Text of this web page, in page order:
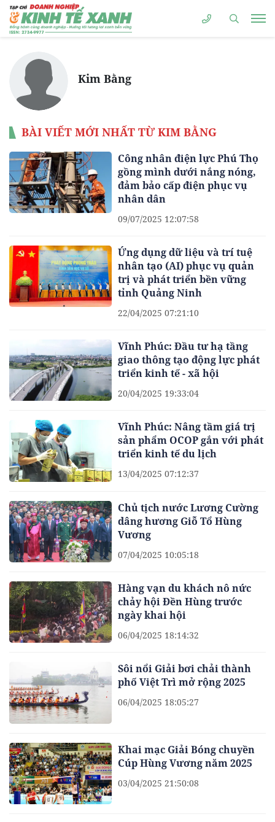
Kim Bằng
BÀI VIẾT MỚI NHẤT TỪ KIM BẰNG
Công nhân điện lực Phú Thọ
gồng mình dưới nắng nóng,
đảm bảo cấp điện phục vụ
nhân dân
09/07/2025 12:07:58
Ứng dụng dữ liệu và trí tuệ
nhân tạo (AI) phục vụ quản
trị và phát triển bền vững
tỉnh Quảng Ninh
22/04/2025 07:21:10
Vĩnh Phúc: Đầu tư hạ tầng
giao thông tạo động lực phát
triển kinh tế - xã hội
20/04/2025 19:33:04
Vĩnh Phúc: Nâng tầm giá trị
sản phẩm OCOP gắn với phát
triển kinh tế du lịch
13/04/2025 07:12:37
Chủ tịch nước Lương Cường
dâng hương Giỗ Tổ Hùng
Vương
07/04/2025 10:05:18
Hàng vạn du khách nô nức
chảy hội Đền Hùng trước
ngày khai hội
06/04/2025 18:14:32
Sôi nổi Giải bơi chải thành
phố Việt Trì mở rộng 2025
06/04/2025 18:05:27
Khai mạc Giải Bóng chuyền
Cúp Hùng Vương năm 2025
03/04/2025 21:50:08